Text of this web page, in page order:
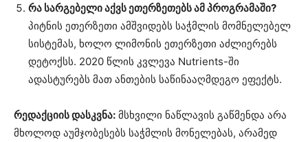
რა სარგებელი აქვს ეთერზეთებს ამ პროგრამაში?
პიტნის ეთერზეთი ამშვიდებს საჭმლის მომნელებელ
სისტემას, ხოლო ლიმონის ეთერზეთი აძლიერებს
დეტოქსს. 2020 წლის კვლევა Nutrients-ში
ადასტურებს მათ ანთების საწინააღმდეგო ეფექტს.
რედაქციის დასკვნა: მსხვილი ნაწლავის გაწმენდა არა
მხოლოდ აუმჯობესებს საჭმლის მონელებას, არამედ